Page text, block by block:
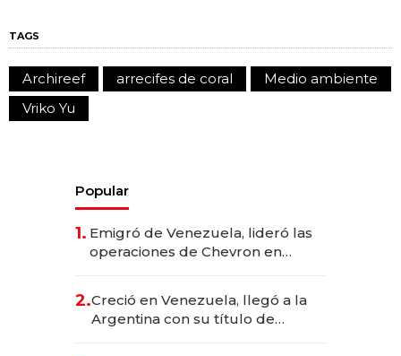
TAGS
Archireef arrecifes de coral
Medio ambiente
Vriko Yu
Popular
1. Emigró de Venezuela, lideró las
operaciones de Chevron en
2.Creció en Venezuela, llegó a la
Argentina con su título de